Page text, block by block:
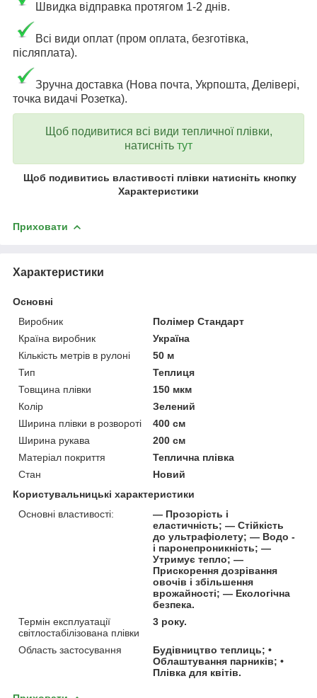
Швидка відправка протягом 1-2 днів.
Всі види оплат (пром оплата, безготівка,
післяплата).
Зручна доставка (Нова почта, Укрпошта, Делівері,
точка видачі Розетка).
Щоб подивитися всі види тепличної плівки,
натисніть тут
Щоб подивитись властивості плівки натисніть кнопку
Характеристики
Приховати
Характеристики
Основні
Виробник
Полімер Стандарт
Країна виробник
Україна
Кількість метрів в рулоні
50 м
Тип
Теплиця
Товщина плівки
150 мкм
Колір
Зелений
Ширина плівки в розвороті
400 см
Ширина рукава
200 см
Матеріал покриття
Теплична плівка
Стан
Новий
Користувальницькі характеристики
Основні властивості:
― Прозорість і
еластичність; ― Стійкість
до ультрафіолету; ― Водо -
і паронепроникність; ―
Утримує тепло; ―
Прискорення дозрівання
овочів і збільшення
врожайності; ― Екологічна
безпека.
Термін експлуатації
світлостабілізована плівки
3 року.
Область застосування
Будівництво теплиць; •
Облаштування парників; •
Плівка для квітів.